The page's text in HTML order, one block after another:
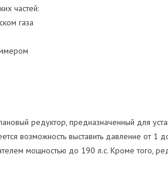
частей:
газа
редуктор, предназначенный для
возможность выставить давление от
мощностью до 190 л.с. Кроме того,